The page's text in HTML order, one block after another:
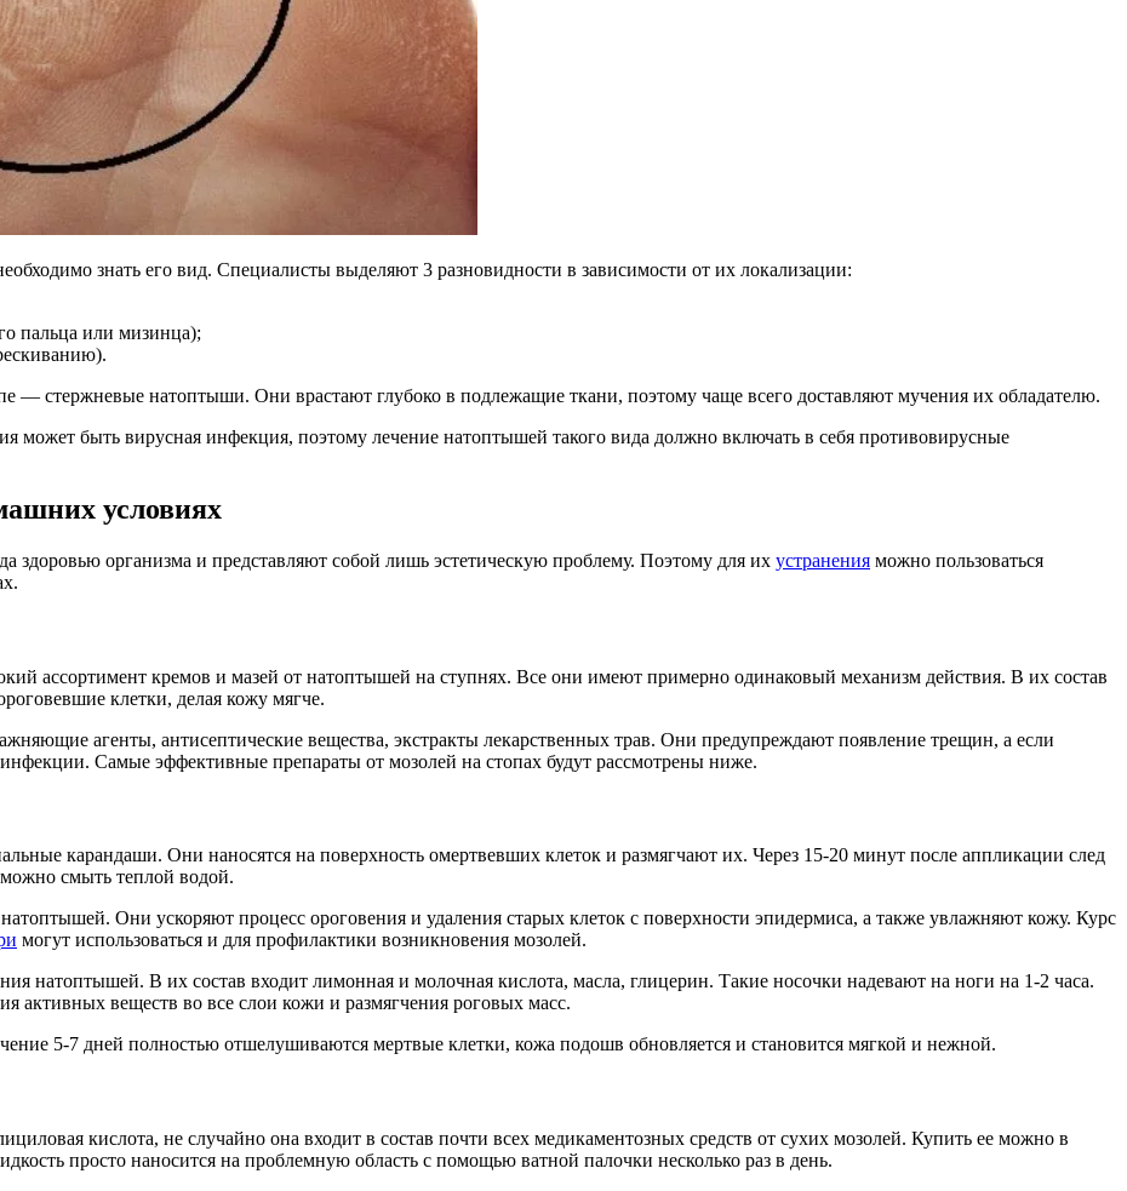
знать его вид. Специалисты выделяют 3 разновидности в зависимости от их локализации:
пальца или мизинца);
— стержневые натоптыши. Они врастают глубоко в подлежащие ткани, поэтому чаще всего доставляют мучения их обладателю.
быть вирусная инфекция, поэтому лечение натоптышей такого вида должно включать в себя противовирусные
условиях
здоровью организма и представляют собой лишь эстетическую проблему. Поэтому для их устранения можно пользоваться
ассортимент кремов и мазей от натоптышей на ступнях. Все они имеют примерно одинаковый механизм действия. В их состав
клетки, делая кожу мягче.
агенты, антисептические вещества, экстракты лекарственных трав. Они предупреждают появление трещин, а если
Самые эффективные препараты от мозолей на стопах будут рассмотрены ниже.
карандаши. Они наносятся на поверхность омертвевших клеток и размягчают их. Через 15-20 минут после аппликации след
смыть теплой водой.
Они ускоряют процесс ороговения и удаления старых клеток с поверхности эпидермиса, а также увлажняют кожу. Курс
могут использоваться и для профилактики возникновения мозолей.
натоптышей. В их состав входит лимонная и молочная кислота, масла, глицерин. Такие носочки надевают на ноги на 1-2 часа.
активных веществ во все слои кожи и размягчения роговых масс.
5-7 дней полностью отшелушиваются мертвые клетки, кожа подошв обновляется и становится мягкой и нежной.
кислота, не случайно она входит в состав почти всех медикаментозных средств от сухих мозолей. Купить ее можно в
просто наносится на проблемную область с помощью ватной палочки несколько раз в день.